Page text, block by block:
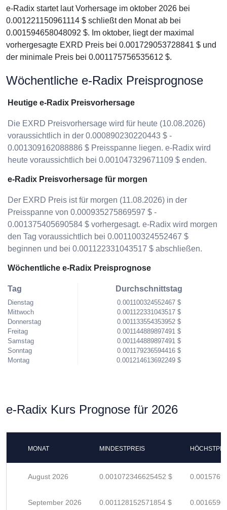
e-Radix startet laut Vorhersage im oktober 2026 bei
0.001221150961114 $ schließt den Monat ab bei
0.001594658048092 $. Im oktober, liegt der maximal
vorhergesagte EXRD Preis bei 0.001729053728841 $ und
der minimale Preis bei 0.001175756535612 $.
Wöchentliche e-Radix Preisprognose
Heutige e-Radix Preisvorhersage
Die EXRD Preisvorhersage wird für heute (10.08.2026)
voraussichtlich in der 0.000890230220443 $ -
0.001309162088886 $ Preisspanne liegen. e-Radix wird
heute voraussichtlich bei 0.001047329671109 $ enden.
e-Radix Preisvorhersage für morgen
Der EXRD Preis ist für morgen (11.08.2026) in der
Preisspanne von 0.000935275869597 $ -
0.001375405690584 $ vorhergesagt. e-Radix wird morgen
den Tag voraussichtlich bei 0.001100324552467 $
beginnen und bei 0.001122331043517 $ abschließen.
Wöchentliche e-Radix Preisprognose
Tag
Dienstag
Mittwoch
Donnerstag
Freitag
Samstag
Sonntag
Montag
Durchschnittstag
0.001100324552467 $
0.001122331043517 $
0.001133554353952 $
0.001144889897491 $
0.001144889897491 $
0.001179236594416 $
0.001214613692249 $
e-Radix Kurs Prognose für 2026
MONAT MINDESTPREIS
August 2026 0.001072346625452 $
September 2026 0.001128152571854 $